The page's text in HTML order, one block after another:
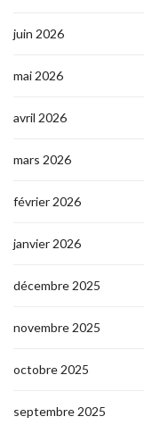
juin 2026
mai 2026
avril 2026
mars 2026
février 2026
janvier 2026
décembre 2025
novembre 2025
octobre 2025
septembre 2025